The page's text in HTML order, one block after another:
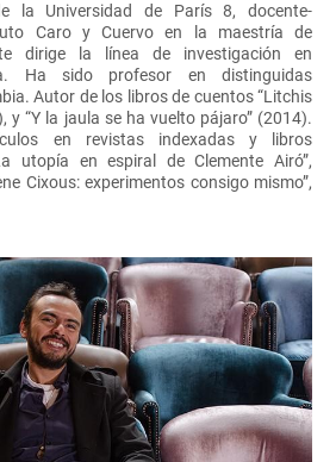
la Universidad de París 8, docente-
Caro y Cuervo en la maestría de
dirige la línea de investigación en
Ha sido profesor en distinguidas
Autor de los libros de cuentos “Litchis
y “Y la jaula se ha vuelto pájaro” (2014).
en revistas indexadas y libros
utopía en espiral de Clemente Airó”,
Cixous: experimentos consigo mismo”,